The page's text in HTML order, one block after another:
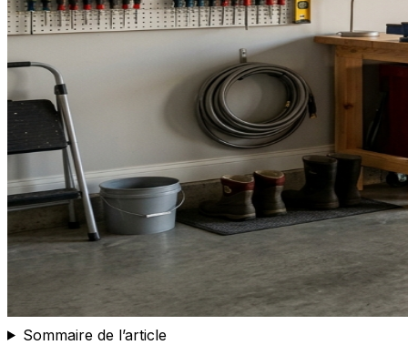
Sommaire de l’article